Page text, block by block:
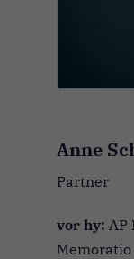
Anne
Partner
vor hy: AP